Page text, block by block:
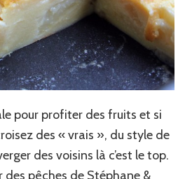
pour profiter des fruits et si
des « vrais », du style de
des voisins là c’est le top.
des pêches de Stéphane &